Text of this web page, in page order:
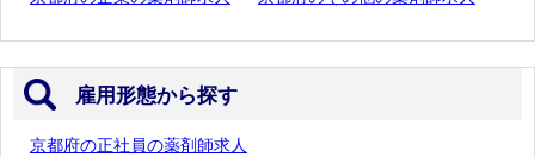
雇用形態から探す
京都府の正社員の薬剤師求人